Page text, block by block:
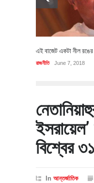
এই বাজেট একটা নীল
রাজনীতি June 7, 2018
বিশ্বের
In আন্তর্জাতিক